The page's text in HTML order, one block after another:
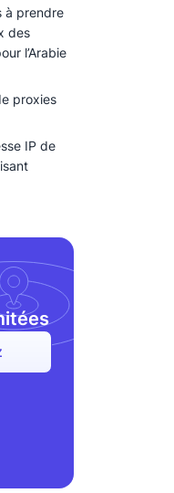
à prendre
des
l’Arabie
proxies
IP de